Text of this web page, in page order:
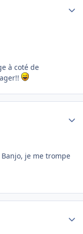
à coté de
je me trompe